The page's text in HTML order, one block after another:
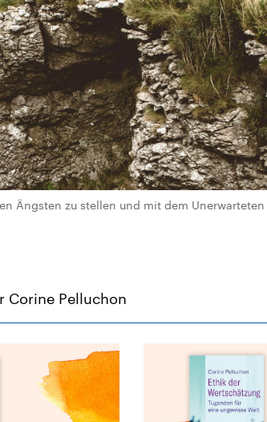
Ängsten zu stellen und mit dem Unerwarteten
Corine Pelluchon